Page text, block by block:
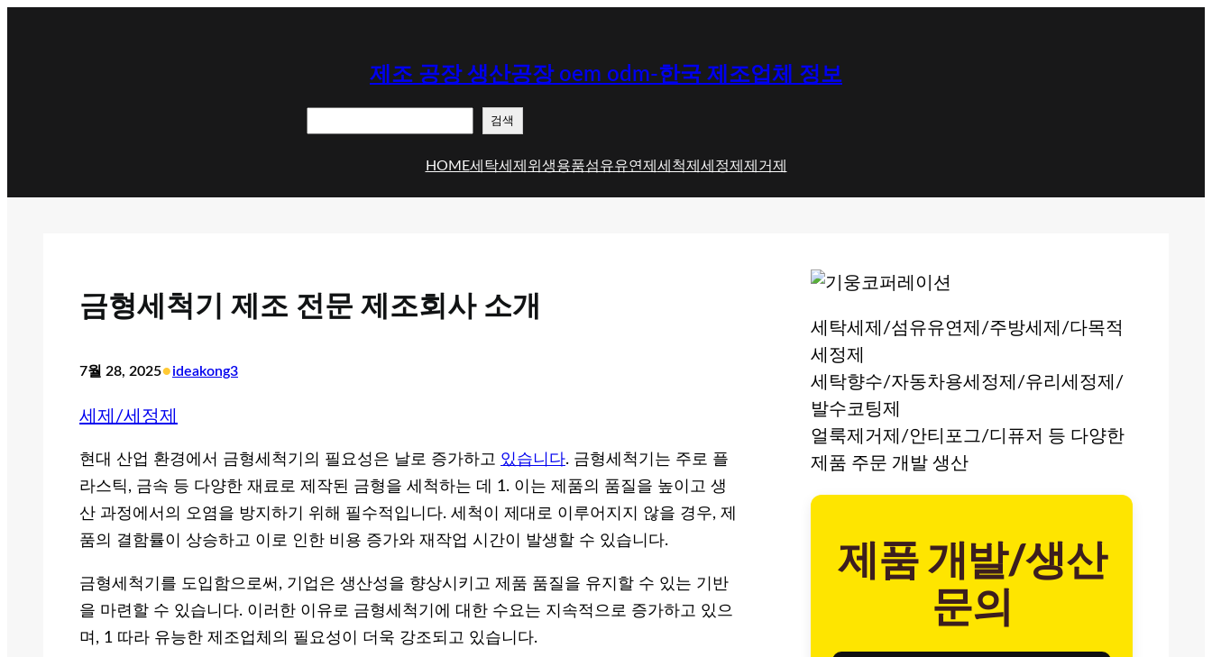
제조 공장 생산공장 oem odm-한국 제조업체 정보
검색
HOME세탁세제 위생용품섬유유연제 세척제 세정제 제거제
금형세척기 제조 전문 제조회사 소개
7월 28, 2025•ideakong3
세제/세정제
현대 산업 환경에서 금형세척기의 필요성은 날로 증가하고 있습니다. 금형세척기는 주로 플
라스틱, 금속 등 다양한 재료로 제작된 금형을 세척하는 데 1. 이는 제품의 품질을 높이고 생
산 과정에서의 오염을 방지하기 위해 필수적입니다. 세척이 제대로 이루어지지 않을 경우, 제
품의 결함률이 상승하고 이로 인한 비용 증가와 재작업 시간이 발생할 수 있습니다.
금형세척기를 도입함으로써, 기업은 생산성을 향상시키고 제품 품질을 유지할 수 있는 기반
을 마련할 수 있습니다. 이러한 이유로 금형세척기에 대한 수요는 지속적으로 증가하고 있으
며, 1 따라 유능한 제조업체의 필요성이 더욱 강조되고 있습니다.
세탁세제/섬유유연제/주방세제/다목적
세정제
세탁향수/자동차용세정제/유리세정제/
발수코팅제
얼룩제거제/안티포그/디퓨저 등 다양한
제품 주문 개발 생산
제품 개발/생산
문의